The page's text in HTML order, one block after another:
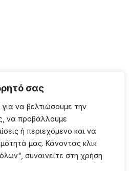
σας
να βελτιώσουμε την
να προβάλλουμε
ή περιεχόμενο και να
μας. Κάνοντας κλικ
συναινείτε στη χρήση